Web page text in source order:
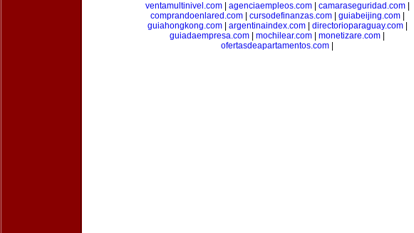
ventamultinivel.com| agenciaempleos.com| camaraseguridad.com|
comprandoenlared.com| cursodefinanzas.com| guiabeijing.com|
guiahongkong.com| argentinaindex.com| directorioparaguay.com|
guiadaempresa.com
mochilear.com monetizare.com
ofertasdeapartamentos.com